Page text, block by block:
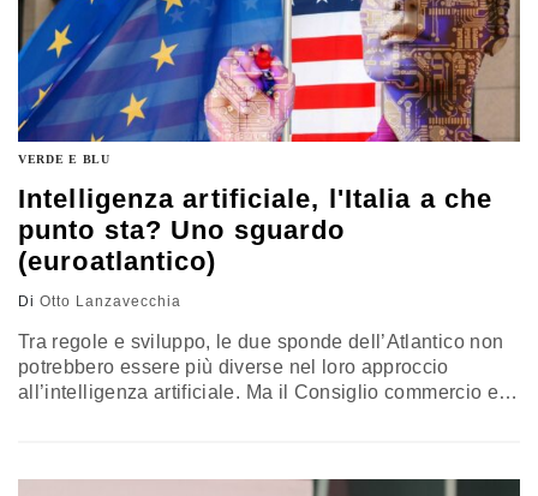
VERDE E BLU
Intelligenza artificiale, l'Italia a che
punto sta? Uno sguardo
(euroatlantico)
Di Otto Lanzavecchia
Tra regole e sviluppo, le due sponde dell’Atlantico non
potrebbero essere più diverse nel loro approccio
all’intelligenza artificiale. Ma il Consiglio commercio e